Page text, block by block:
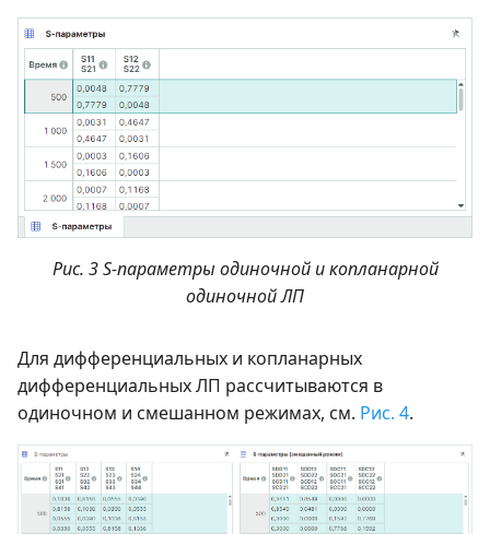
Рис. 3 S-параметры одиночной и копланарной
одиночной ЛП
Для дифференциальных и копланарных
дифференциальных ЛП рассчитываются в
одиночном и смешанном режимах, см. Рис. 4.